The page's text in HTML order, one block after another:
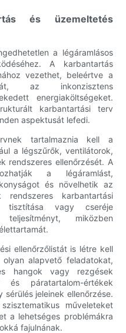
és üzemeltetés
a légáramlásos
A karbantartás
vezethet, beleértve a
az inkonzisztens
energiaköltségeket.
karbantartási terv
aspektusát lefedi.
tartalmaznia kell a
a légszűrők, ventilátorok,
rendszeres ellenőrzését. A
a légáramlást,
és növelhetik az
rendszeres karbantartási
tisztítása vagy cseréje
miközben
ellenőrzőlistát is létre kell
alapvető feladatokat,
hangok vagy rezgések
és páratartalom-értékek
jeleinek ellenőrzése.
műveleteket
a lehetséges problémákra
fajulnának.